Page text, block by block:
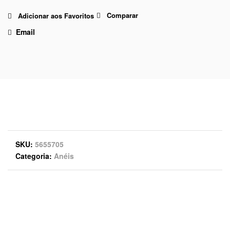
Adicionar aos Favoritos Comparar
Email
SKU 5655705
Categoria Anéis